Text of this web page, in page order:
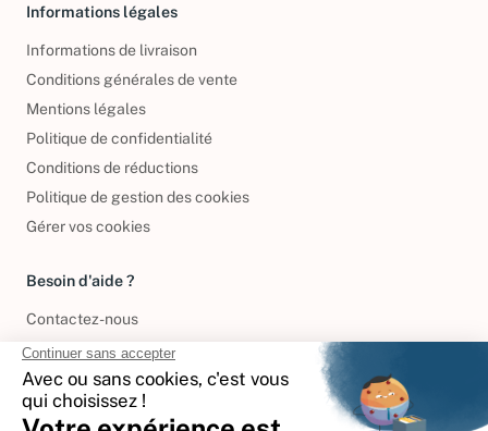
Informations légales
Informations de livraison
Conditions générales de vente
Mentions légales
Politique de confidentialité
Conditions de réductions
Politique de gestion des cookies
Gérer vos cookies
Besoin d'aide ?
Contactez-nous
International